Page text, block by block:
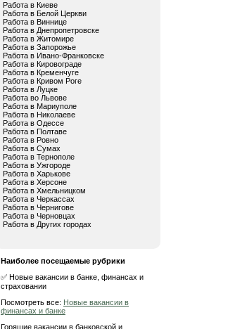
Работа в Киеве
Работа в Белой Церкви
Работа в Виннице
Работа в Днепропетровске
Работа в Житомире
Работа в Запорожье
Работа в Ивано-Франковске
Работа в Кировограде
Работа в Кременчуге
Работа в Кривом Роге
Работа в Луцке
Работа во Львове
Работа в Мариуполе
Работа в Николаеве
Работа в Одессе
Работа в Полтаве
Работа в Ровно
Работа в Сумах
Работа в Тернополе
Работа в Ужгороде
Работа в Харькове
Работа в Херсоне
Работа в Хмельницком
Работа в Черкассах
Работа в Чернигове
Работа в Черновцах
Работа в Других городах
Наиболее посещаемые рубрики
✅ Новые вакансии в банке, финансах и
страховании
Посмотреть все: Новые вакансии в
финансах и банке
Горящие вакансии в банковской и